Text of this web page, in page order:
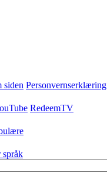
siden Personvernserklæring
RedeemTV
språk